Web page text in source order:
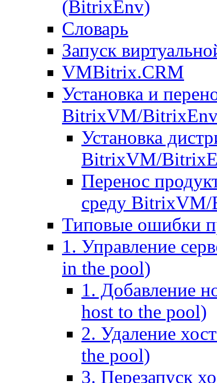
(BitrixEnv)
Словарь
Запуск
VMBitrix.CRM
Установка и
BitrixVM/
Установка
BitrixVM/
Перенос
среду
Типовые ошибки
1. Управление
in the pool)
1. Добавление
host to the pool)
2. Удаление
the pool)
3. Перезапуск